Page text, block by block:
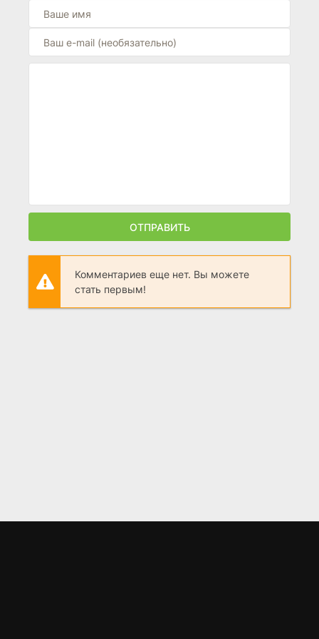
ОТПРАВИТЬ
Комментариев еще нет. Вы можете
стать первым!